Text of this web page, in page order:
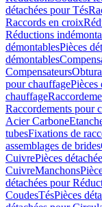
détachées pour Tés
Raccords en croix
Réductions
démontablesPièces
démontables
Compensateurs
pour chauffagePièces
chauffage
Raccordements pour
Acier Carbone
tubesFixations de
assemblages de brides
CuivrePièces
CuivreManchons
détachées pour
CoudesTésPièces